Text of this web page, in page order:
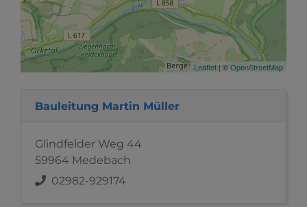
Leaflet | ©OpenStreetMap
Bauleitung Martin Müller
Glindfelder Weg 44
59964 Medebach
02982-929174